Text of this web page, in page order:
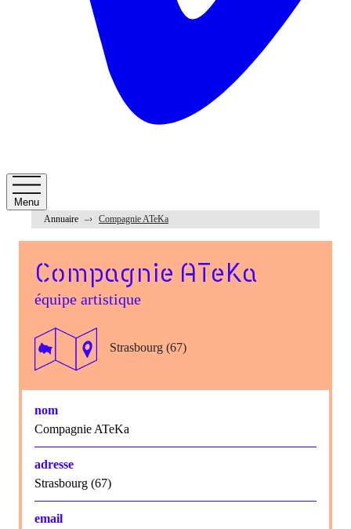
Menu
Annuaire Compagnie ATeKa
Compagnie ATeKa
équipe artistique
Strasbourg (67)
nom
Compagnie ATeKa
adresse
Strasbourg (67)
email